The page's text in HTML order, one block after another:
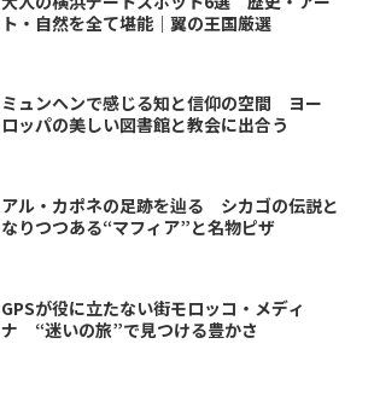
ト・自然を全て堪能｜翼の王国厳選
ミュンヘンで感じる知と信仰の空間 ヨー
ロッパの美しい図書館と教会に出合う
アル・カポネの足跡を辿る シカゴの伝説と
なりつつある“マフィア”と名物ピザ
GPSが役に立たない街モロッコ・メディ
ナ “迷いの旅”で見つける豊かさ